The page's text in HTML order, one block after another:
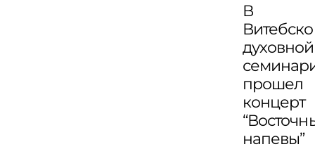
В
духовной
прошел
концерт
напевы”